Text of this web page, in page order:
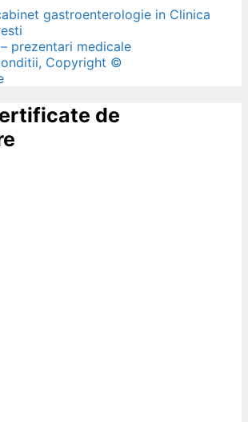
gastroenterologie in Clinica
prezentari medicale
Copyright ©
de